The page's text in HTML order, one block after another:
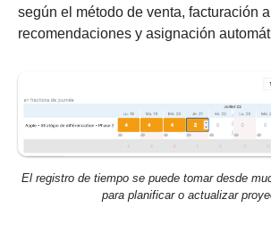
según el método de venta, facturación
recomendaciones y asignación
El registro de tiempo se puede tomar desde
para planificar o actualizar